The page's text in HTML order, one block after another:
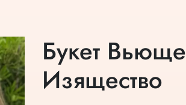
Букет
Изящество